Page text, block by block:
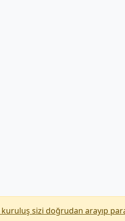
sizi doğrudan arayıp